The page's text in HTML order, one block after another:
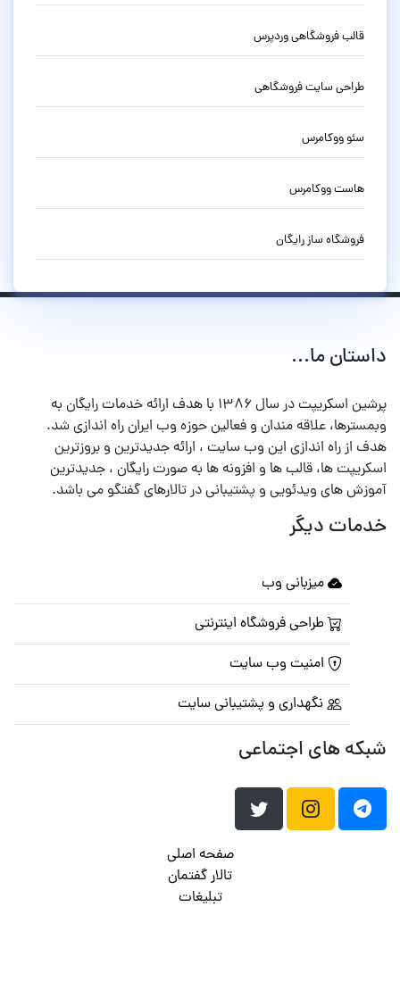
قالب فروشگاهی وردپرس
طراحی سایت فروشگاهی
سئو ووکامرس
هاست ووکامرس
فروشگاه ساز رایگان
داستان ما...
پرشین اسکریپت در سال ۱۳۸۶ با هدف ارائه خدمات رایگان به
وبمسترها، علاقه مندان و فعالین حوزه وب ایران راه اندازی شد.
هدف از راه اندازی این وب سایت ، ارائه جدیدترین و بروزترین
اسکریپت ها، قالب ها و افزونه ها به صورت رایگان ، جدیدترین
آموزش های ویدئویی و پشتیبانی در تالارهای گفتگو می باشد.
خدمات دیگر
میزبانی وب
طراحی فروشگاه اینترنتی
امنیت وب سایت
نگهداری و پشتیبانی سایت
شبکه های اجتماعی
صفحه اصلی
تالار گفتمان
تبلیغات